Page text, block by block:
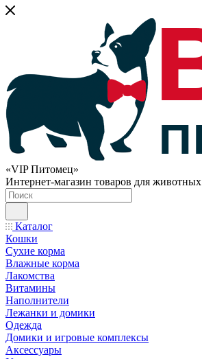
«VIP Питомец»
Интернет-магазин товаров для животных
Каталог
Кошки
Сухие корма
Влажные корма
Лакомства
Витамины
Наполнители
Лежанки и домики
Одежда
Домики и игровые комплексы
Аксессуары